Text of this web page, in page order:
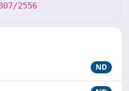
2556
ND